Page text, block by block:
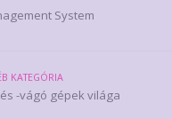
System
KATEGÓRIA
-vágó gépek világa